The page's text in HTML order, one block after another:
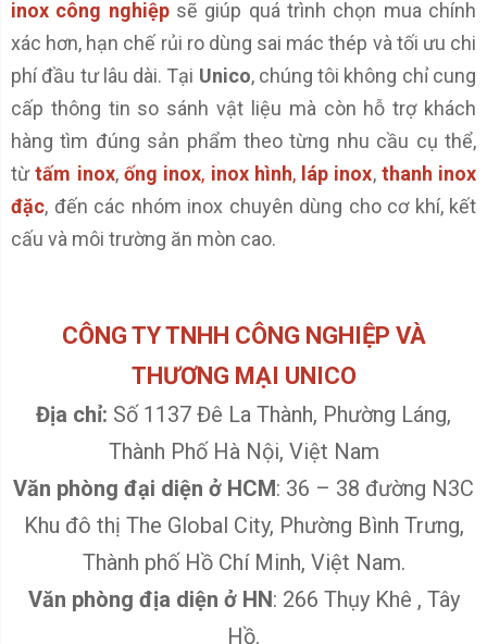
inox công nghiệpsẽ giúp quá trình chọn mua chính
xác hơn, hạn chế rủi ro dùng sai mác thép và tối ưu chi
phí đầu tư lâu dài. Tại Unico, chúng tôi không chỉ cung
cấp thông tin so sánh vật liệu mà còn hỗ trợ khách
hàng tìm đúng sản phẩm theo từng nhu cầu cụ thể,
từtấm inox, ống inox, inox hình, láp inox, thanh inox
đặc, đến các nhóm inox chuyên dùng cho cơ khí, kết
cấu và môi trường ăn mòn cao.
CÔNG TY TNHH CÔNG NGHIỆP VÀ
THƯƠNG MẠI UNICO
Địa chỉ: Số 1137 Đê La Thành, Phường Láng,
Thành Phố Hà Nội, Việt Nam
Văn phòng đại diện ở HCM: 36 – 38 đường N3C
Khu đô thị The Global City, Phường Bình Trưng,
Thành phố Hồ Chí Minh, Việt Nam.
Văn phòng địa diện ở HN: 266 Thụy Khê , Tây
Hồ.